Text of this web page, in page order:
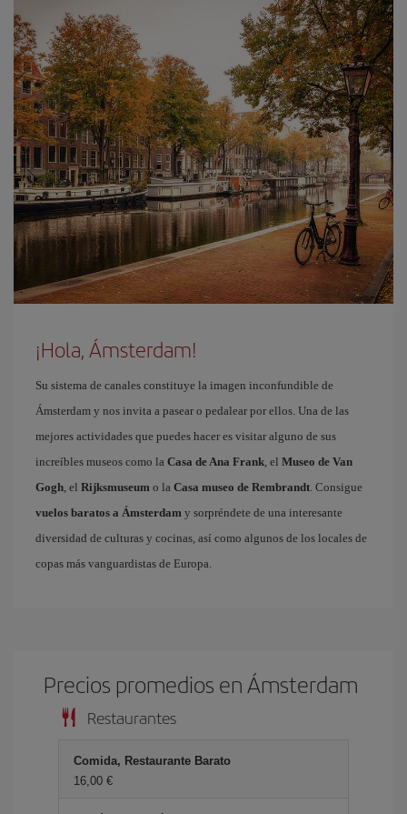
¡Hola, Ámsterdam!
Su sistema de canales constituye la imagen inconfundible de
Ámsterdam y nos invita a pasear o pedalear por ellos. Una de las
mejores actividades que puedes hacer es visitar alguno de sus
increíbles museos como la Casa de Ana Frank, el Museo de Van
Gogh, el Rijksmuseum o la Casa museo de Rembrandt. Consigue
vuelos baratos a Ámsterdam y sorpréndete de una interesante
diversidad de culturas y cocinas, así como algunos de los locales de
copas más vanguardistas de Europa.
Precios promedios en Ámsterdam
Restaurantes
Comida, Restaurante Barato
16,00 €